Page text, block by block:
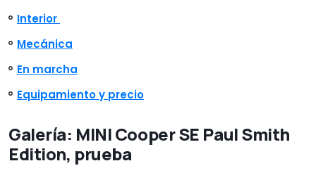
Interior
Mecánica
En marcha
Equipamiento y precio
Galería: MINI Cooper SE Paul Smith
Edition, prueba